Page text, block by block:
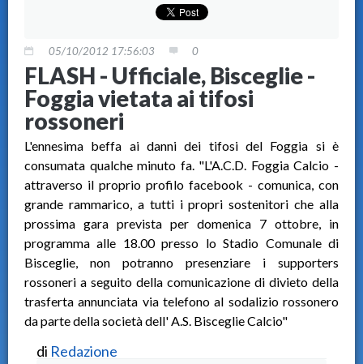
05/10/2012 17:56:03 0
FLASH - Ufficiale, Bisceglie -
Foggia vietata ai tifosi
rossoneri
L'ennesima beffa ai danni dei tifosi del Foggia si è
consumata qualche minuto fa. "L'A.C.D. Foggia Calcio -
attraverso il proprio profilo facebook - comunica, con
grande rammarico, a tutti i propri sostenitori che alla
prossima gara prevista per domenica 7 ottobre, in
programma alle 18.00 presso lo Stadio Comunale di
Bisceglie, non potranno presenziare i supporters
rossoneri a seguito della comunicazione di divieto della
trasferta annunciata via telefono al sodalizio rossonero
da parte della società dell' A.S. Bisceglie Calcio"
di Redazione